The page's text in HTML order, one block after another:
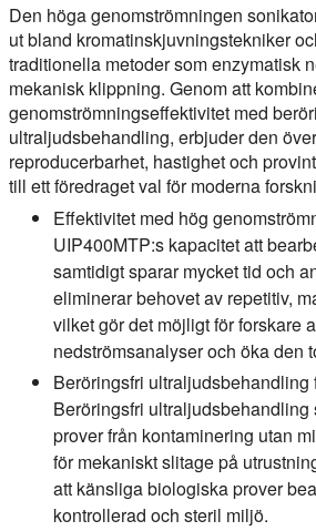
Den höga genomströmningen
ut bland kromatinskjuvningstekniker
traditionella metoder som enzymatisk
mekanisk klippning. Genom att
genomströmningseffektivitet med
ultraljudsbehandling, erbjuder den
reproducerbarhet, hastighet och
till ett föredraget val för moderna
Effektivitet med hög
UIP400MTP:s kapacitet att
samtidigt sparar mycket tid och
eliminerar behovet av repetitiv,
vilket gör det möjligt för forskare
nedströmsanalyser och öka den
Beröringsfri ultraljudsbehandling
Beröringsfri ultraljudsbehandling
prover från kontaminering utan
för mekaniskt slitage på
att känsliga biologiska prover
kontrollerad och steril miljö.